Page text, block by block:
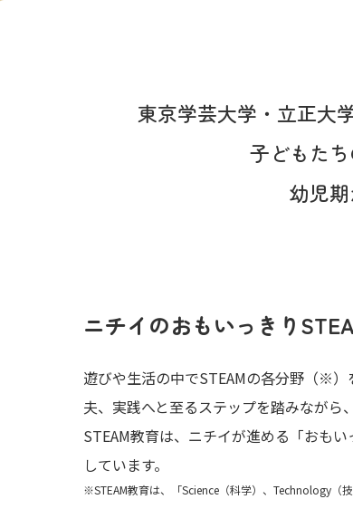
東京学芸大学・立正大
子どもた
幼児
ニチイのおもいっきり
遊びや生活の中でSTEAMの各分野（※
夫、実践へと至るステップを踏みながら
STEAM教育は、ニチイが進める「おも
しています。
※STEAM教育は、「Science（科学）、Technology（